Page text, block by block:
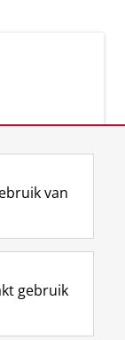
I
n
t
Y
o
T
van
gebruik